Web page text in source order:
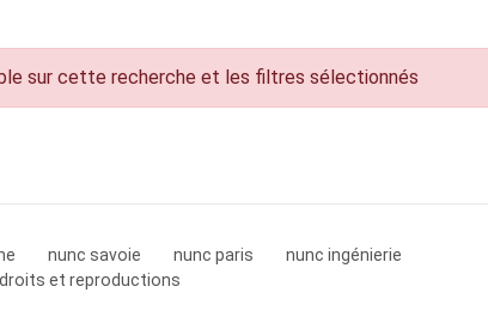
sur cette recherche et les filtres sélectionnés
nunc savoie nunc paris
nunc ingénierie
droits et reproductions